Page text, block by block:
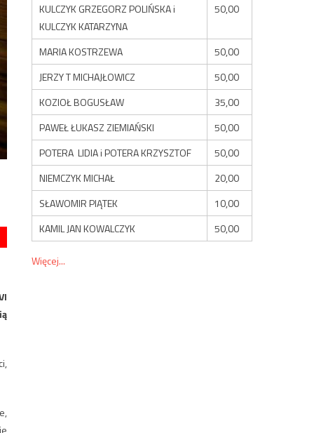
KULCZYK GRZEGORZ POLIŃSKA i
KULCZYK KATARZYNA
50,00
MARIA KOSTRZEWA
50,00
JERZY T MICHAJŁOWICZ
50,00
KOZIOŁ BOGUSŁAW
35,00
PAWEŁ ŁUKASZ ZIEMIAŃSKI
50,00
POTERA LIDIA i POTERA KRZYSZTOF
50,00
NIEMCZYK MICHAŁ
20,00
SŁAWOMIR PIĄTEK
10,00
KAMIL JAN KOWALCZYK
50,00
Więcej...